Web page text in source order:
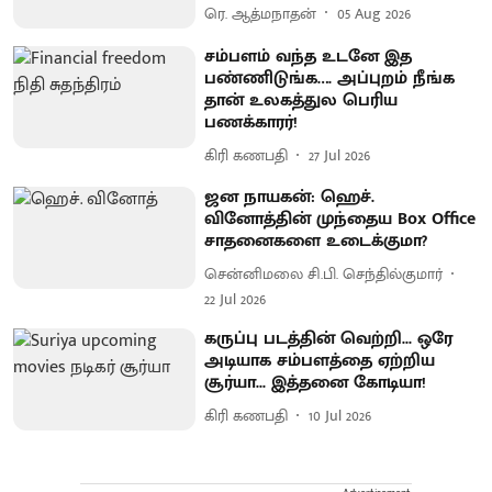
ரெ. ஆத்மநாதன் 05 Aug 2026
சம்பளம் வந்த உடனே இத
பண்ணிடுங்க…. அப்புறம் நீங்க
தான் உலகத்துல பெரிய
பணக்காரர்!
கிரி கணபதி 27 Jul 2026
ஜன நாயகன்: ஹெச்.
வினோத்தின் முந்தைய Box Office
சாதனைகளை உடைக்குமா?
சென்னிமலை சி.பி. செந்தில்குமார்
22 Jul 2026
கருப்பு படத்தின் வெற்றி... ஒரே
அடியாக சம்பளத்தை ஏற்றிய
சூர்யா... இத்தனை கோடியா!
கிரி கணபதி 10 Jul 2026